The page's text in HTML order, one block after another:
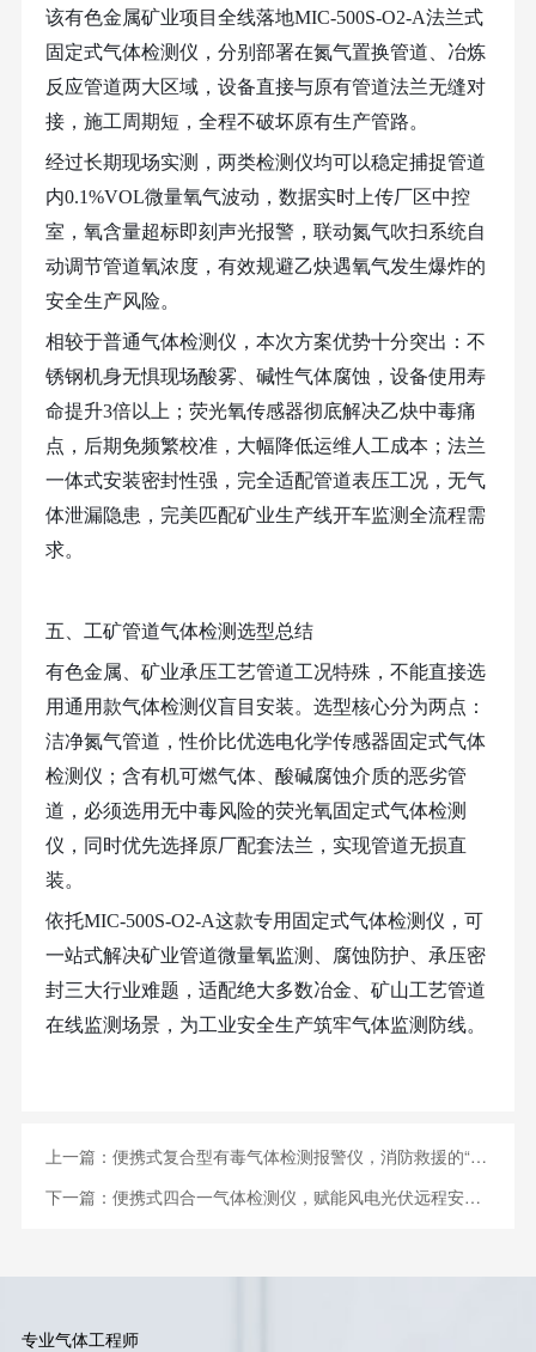
该有色金属矿业项目全线落地MIC-500S-O2-A法兰式
固定式气体检测仪，分别部署在氮气置换管道、冶炼
反应管道两大区域，设备直接与原有管道法兰无缝对
接，施工周期短，全程不破坏原有生产管路。
经过长期现场实测，两类检测仪均可以稳定捕捉管道
内0.1%VOL微量氧气波动，数据实时上传厂区中控
室，氧含量超标即刻声光报警，联动氮气吹扫系统自
动调节管道氧浓度，有效规避乙炔遇氧气发生爆炸的
安全生产风险。
相较于普通气体检测仪，本次方案优势十分突出：不
锈钢机身无惧现场酸雾、碱性气体腐蚀，设备使用寿
命提升3倍以上；荧光氧传感器彻底解决乙炔中毒痛
点，后期免频繁校准，大幅降低运维人工成本；法兰
一体式安装密封性强，完全适配管道表压工况，无气
体泄漏隐患，完美匹配矿业生产线开车监测全流程需
求。
五、工矿管道气体检测选型总结
有色金属、矿业承压工艺管道工况特殊，不能直接选
用通用款气体检测仪盲目安装。选型核心分为两点：
洁净氮气管道，性价比优选电化学传感器固定式气体
检测仪；含有机可燃气体、酸碱腐蚀介质的恶劣管
道，必须选用无中毒风险的荧光氧固定式气体检测
仪，同时优先选择原厂配套法兰，实现管道无损直
装。
依托MIC-500S-O2-A这款专用固定式气体检测仪，可
一站式解决矿业管道微量氧监测、腐蚀防护、承压密
封三大行业难题，适配绝大多数冶金、矿山工艺管道
在线监测场景，为工业安全生产筑牢气体监测防线。
上一篇： 便携式复合型有毒气体检测报警仪，消防救援的“隐形护盾”
下一篇： 便携式四合一气体检测仪，赋能风电光伏远程安全监测
专业气体工程师